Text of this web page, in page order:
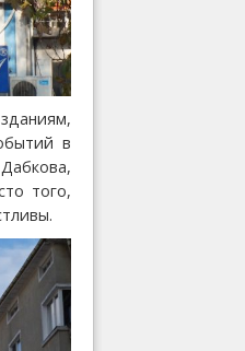
в
того,